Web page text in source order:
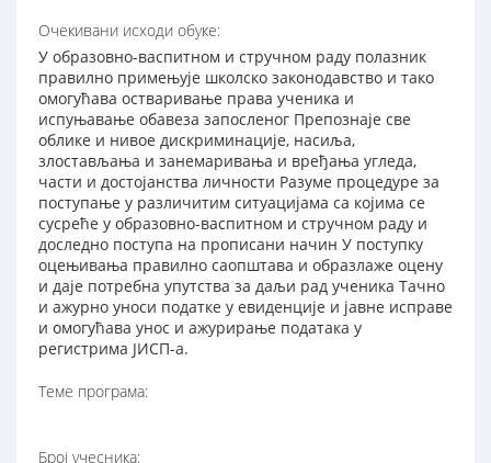
Очекивани исходи обуке:
У образовно-васпитном и стручном раду полазник
правилно примењује школско законодавство и тако
омогућава остваривање права ученика и
испуњавање обавеза запосленог Препознаје све
облике и нивое дискриминације, насиља,
злостављања и занемаривања и вређања угледа,
части и достојанства личности Разуме процедуре за
поступање у различитим ситуацијама са којима се
сусреће у образовно-васпитном и стручном раду и
доследно поступа на прописани начин У поступку
оцењивања правилно саопштава и образлаже оцену
и даје потребна упутства за даљи рад ученика Тачно
и ажурно уноси податке у евиденције и јавне исправе
и омогућава унос и ажурирање података у
регистрима ЈИСП-а.
Теме програма:
Број учесника: